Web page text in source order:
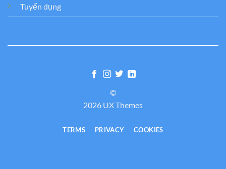
Tuyển dụng
©
2026 UX Themes
TERMS PRIVACY COOKIES